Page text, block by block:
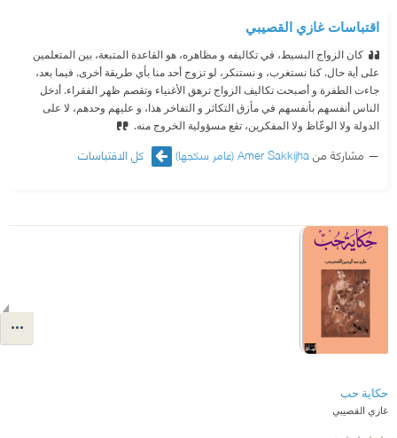
اقتباسات غازي القصيبي
كان الزواج البسيط، في تكاليفه و مظاهره، هو القاعدة المتبعة، بين المتعلمين
على أية حال. كنا نستغرب، و نستنكر، لو تزوج أحد منا بأي طريقة أخرى. فيما بعد،
جاءت الطفرة و أصبحت تكاليف الزواج ترهق الأغنياء وتقصم ظهر الفقراء. أدخل
الناس أنفسهم بأنفسهم في مأزق التكاثر و التفاخر هذا، و عليهم وحدهم، لا على
الدولة ولا الوعّاظ ولا المفكرين، تقع مسؤولية الخروج منه.
مشاركة منAmer Sakkijha (عامر سكجها) كل الاقتباسات
حكاية حب
غازي القصيبي